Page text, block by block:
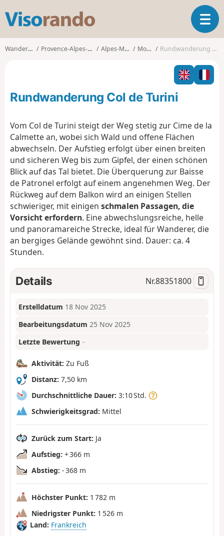
s
o
o
T
o
g
l
n
g
t
i
n
Wanderungen Provence-Alpes-Côte d'Azur Alpes-Maritimes Moulinet Rundwanderung Col de Turini
Rundwanderung Col de Turini
Vom Col de Turini steigt der Weg stetig zur Cime de la
Calmette an, wobei sich Wald und offene Flächen
abwechseln. Der Aufstieg erfolgt über einen breiten
und sicheren Weg bis zum Gipfel, der einen schönen
Blick auf das Tal bietet. Die Überquerung zur Baisse
de Patronel erfolgt auf einem angenehmen Weg. Der
Rückweg auf dem Balkon wird an einigen Stellen
schwieriger, mit einigen schmalen Passagen, die
Vorsicht erfordern. Eine abwechslungsreiche, helle
und panoramareiche Strecke, ideal für Wanderer, die
an bergiges Gelände gewöhnt sind. Dauer: ca. 4
Stunden.
Details Nr.88351800
Erstelldatum 18 Nov 2025
Bearbeitungsdatum 25 Nov 2025
Letzte Bewertung –
Aktivität: Zu Fuß
Distanz: 7,50 km
Durchschnittliche Dauer: 3:10 Std.
Schwierigkeitsgrad: Mittel
Zurück zum Start: Ja
Aufstieg: + 366 m
Abstieg: - 368 m
Höchster Punkt: 1 782 m
Niedrigster Punkt: 1 526 m
Land: Frankreich